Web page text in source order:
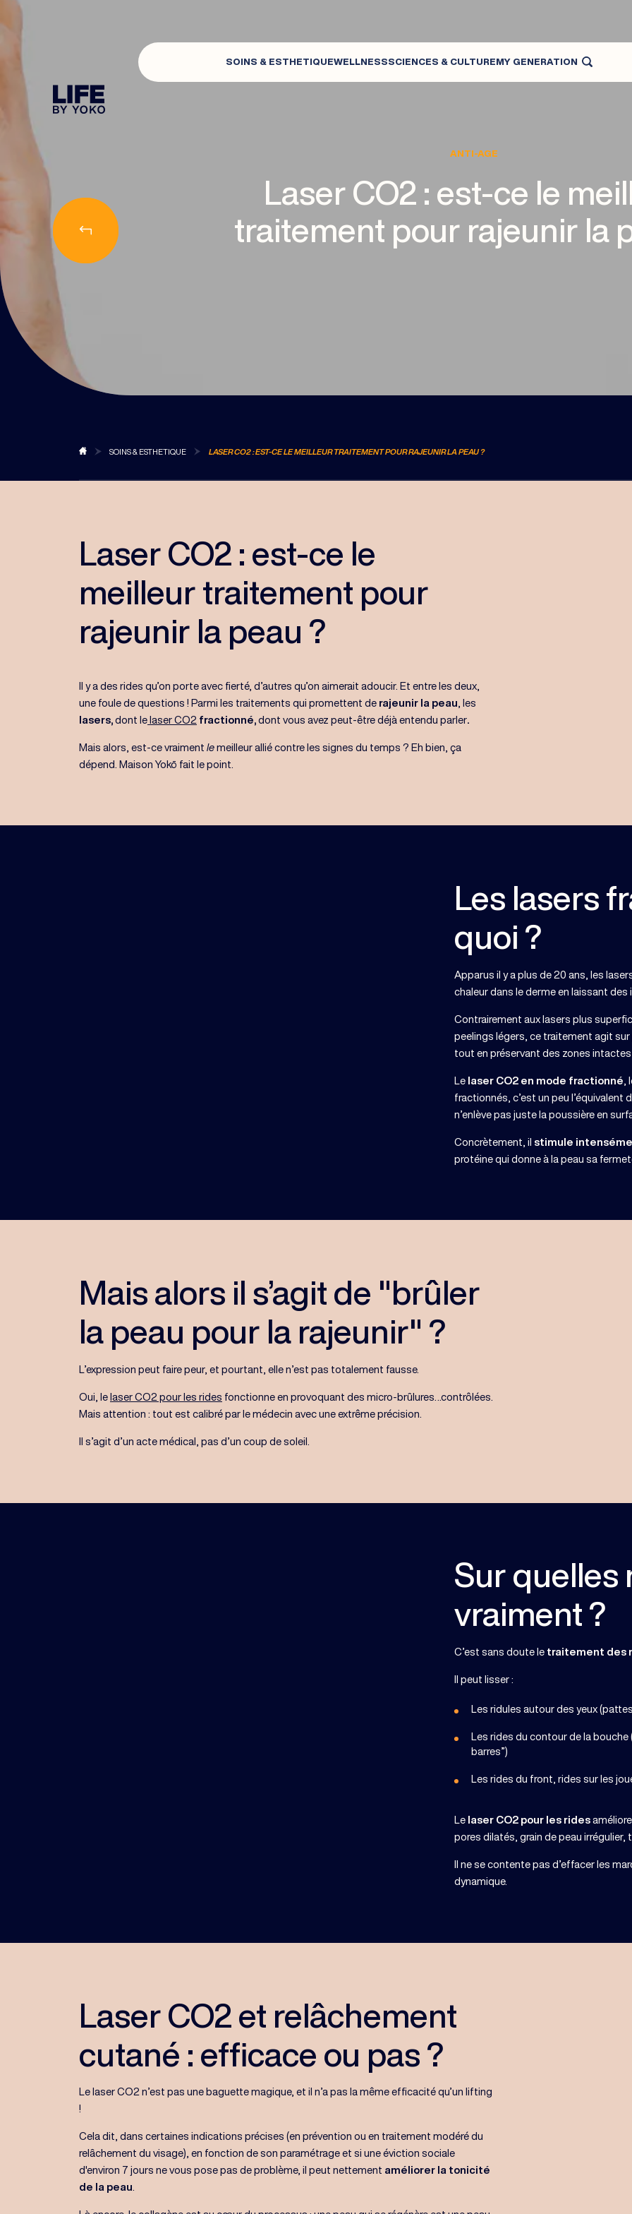
SOINS & ESTHETIQUEWELLNESSSCIENCES & CULTURE MY GENERATION
ANTI-AGE
Laser CO2 : est-ce le
traitement pour rajeunir la
BLOG SOINS & ESTHETIQUE LASER CO2 : EST-CE LE MEILLEUR TRAITEMENT POUR RAJEUNIR LA PEAU ?
Laser CO2 : est-ce le
meilleur traitement pour
rajeunir la peau ?
Il y a des rides qu’on porte avec fierté, d’autres qu’on aimerait adoucir. Et entre les deux,
une foule de questions ! Parmi les traitements qui promettent de rajeunir la peau , les
lasers, dont le laser CO2 fractionné, dont vous avez peut-être déjà entendu parler
Mais alors, est-ce vraiment le meilleur allié contre les signes du temps ? Eh bien, ça
dépend. Maison Yokō fait le point.
Les lasers
quoi ?
Apparus il y a plus de 20 ans, les
chaleur dans le derme en laissant des
Contrairement aux lasers plus
peelings légers, ce traitement agit
tout en préservant des zones
Le laser CO2 en mode fractionné
fractionnés, c’est un peu l’équivalent
n’enlève pas juste la poussière en
Concrètement, il stimule
protéine qui donne à la peau sa
Mais alors il s’agit de "brûler
la peau pour la rajeunir" ?
L’expression peut faire peur, et pourtant, elle n’est pas totalement fausse.
Oui, le laser CO2 pour les rides fonctionne en provoquant des micro-brûlures…contrôlées.
Mais attention : tout est calibré par le médecin avec une extrême précision.
Il s’agit d’un acte médical, pas d’un coup de soleil.
Sur quelles
vraiment ?
C’est sans doute le traitement des
Il peut lisser :
Les ridules autour des yeux (pattes
Les rides du contour de la bouche
barres”)
Les rides du front, rides sur les
Le laser CO2 pour les rides
pores dilatés, grain de peau irrégulier,
Il ne se contente pas d’effacer les
dynamique.
Laser CO2 et relâchement
cutané : efficace ou pas ?
Le laser CO2 n’est pas une baguette magique, et il n’a pas la même efficacité qu’un lifting
!
Cela dit, dans certaines indications précises (en prévention ou en traitement modéré du
relâchement du visage), en fonction de son paramétrage et si une éviction sociale
d'environ 7 jours ne vous pose pas de problème, il peut nettement améliorer la tonicité
de la peau